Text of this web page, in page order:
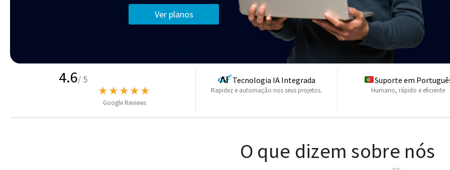
Ver planos
4.6/ 5
★★★★★
Google Reviews
Tecnologia IA Integrada
Rapidez e automação nos seus projetos.
Suporte em
Humano, rápido e eficiente
O que dizem sobre nós